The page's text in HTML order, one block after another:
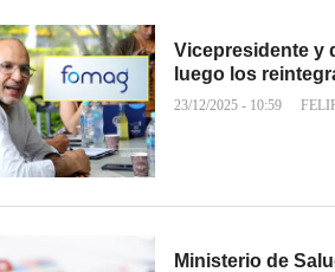
Vicepresidente y
luego los
23/12/2025 - 10:59
Ministerio de